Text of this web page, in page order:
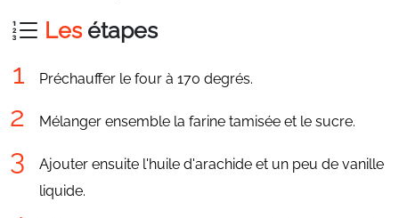
Lesétapes
Préchauffer le four à 170 degrés.
Mélanger ensemble la farine tamisée et le sucre.
Ajouter ensuite l'huile d'arachide et un peu de vanille
liquide.